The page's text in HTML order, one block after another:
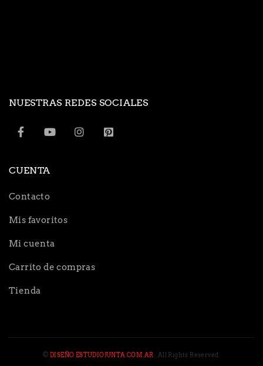
NUESTRAS REDES SOCIALES
CUENTA
Contacto
Mis favoritos
Mi cuenta
Carrito de compras
Tienda
©DISEÑO ESTUDIOJUNTA.COM.AR . All Rights Reserved.